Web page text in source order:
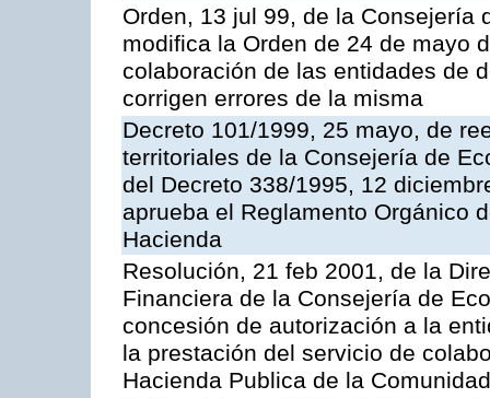
Orden, 13 jul 99, de la Consejería
modifica la Orden de 24 de mayo
colaboración de las entidades de
corrigen errores de la misma
Decreto 101/1999, 25 mayo, de
territoriales de la Consejería de
del Decreto 338/1995, 12
aprueba el Reglamento Orgánico
Hacienda
Resolución, 21 feb 2001, de la
Financiera de la Consejería de
concesión de autorización a la
la prestación del servicio de
Hacienda Publica de la